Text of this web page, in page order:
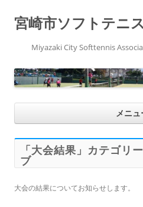
宮崎市ソフトテニ
Miyazaki City Softtennis
メニュ
「大会結果 」カテゴリ
ブ
大会の結果についてお知らせします。